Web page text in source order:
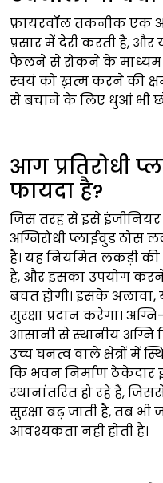
फ़ायरवॉल तकनीक एक
प्रसार में देरी करती है,
फैलने से रोकने के माध्यम
स्वयं को ख़त्म करने की
से बचाने के लिए धुआं भी
आग प्रतिरोधी
फायदा है?
जिस तरह से इसे
अग्निरोधी प्लाईवुड
है। यह नियमित लकड़ी
है, और इसका उपयोग
बचत होगी। इसके अलावा,
सुरक्षा प्रदान करेगा।
आसानी से स्थानीय अग्नि
उच्च घनत्व वाले क्षेत्रों में
कि भवन निर्माण ठेकेदार
स्थानांतरित हो रहे हैं,
सुरक्षा बढ़ जाती है, तब
आवश्यकता नहीं होती है।